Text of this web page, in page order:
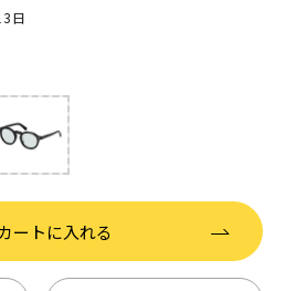
日
ートに入れる